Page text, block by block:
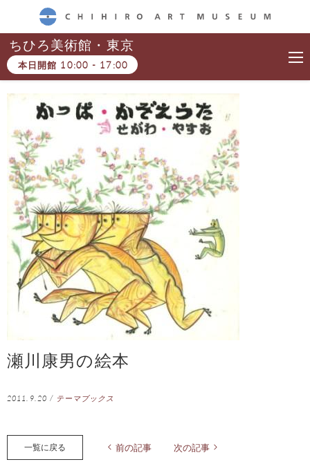
CHIHIRO ART MUSEUM
ちひろ美術館・東京
本日開館 10:00 - 17:00
瀬川康男の絵本
2011.9.20 / テーマブックス
一覧に戻る 前の記事 次の記事